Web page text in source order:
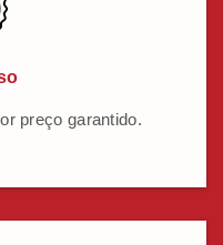
preço garantido.